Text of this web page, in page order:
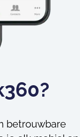
betrouwbare